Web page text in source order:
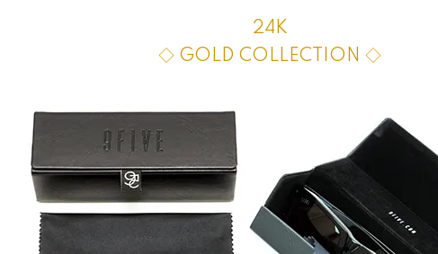
24K
◇ GOLD COLLECTION ◇